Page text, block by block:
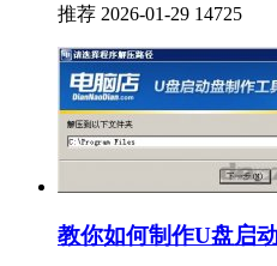
推荐 2026-01-29 14725
教你如何制作U盘启